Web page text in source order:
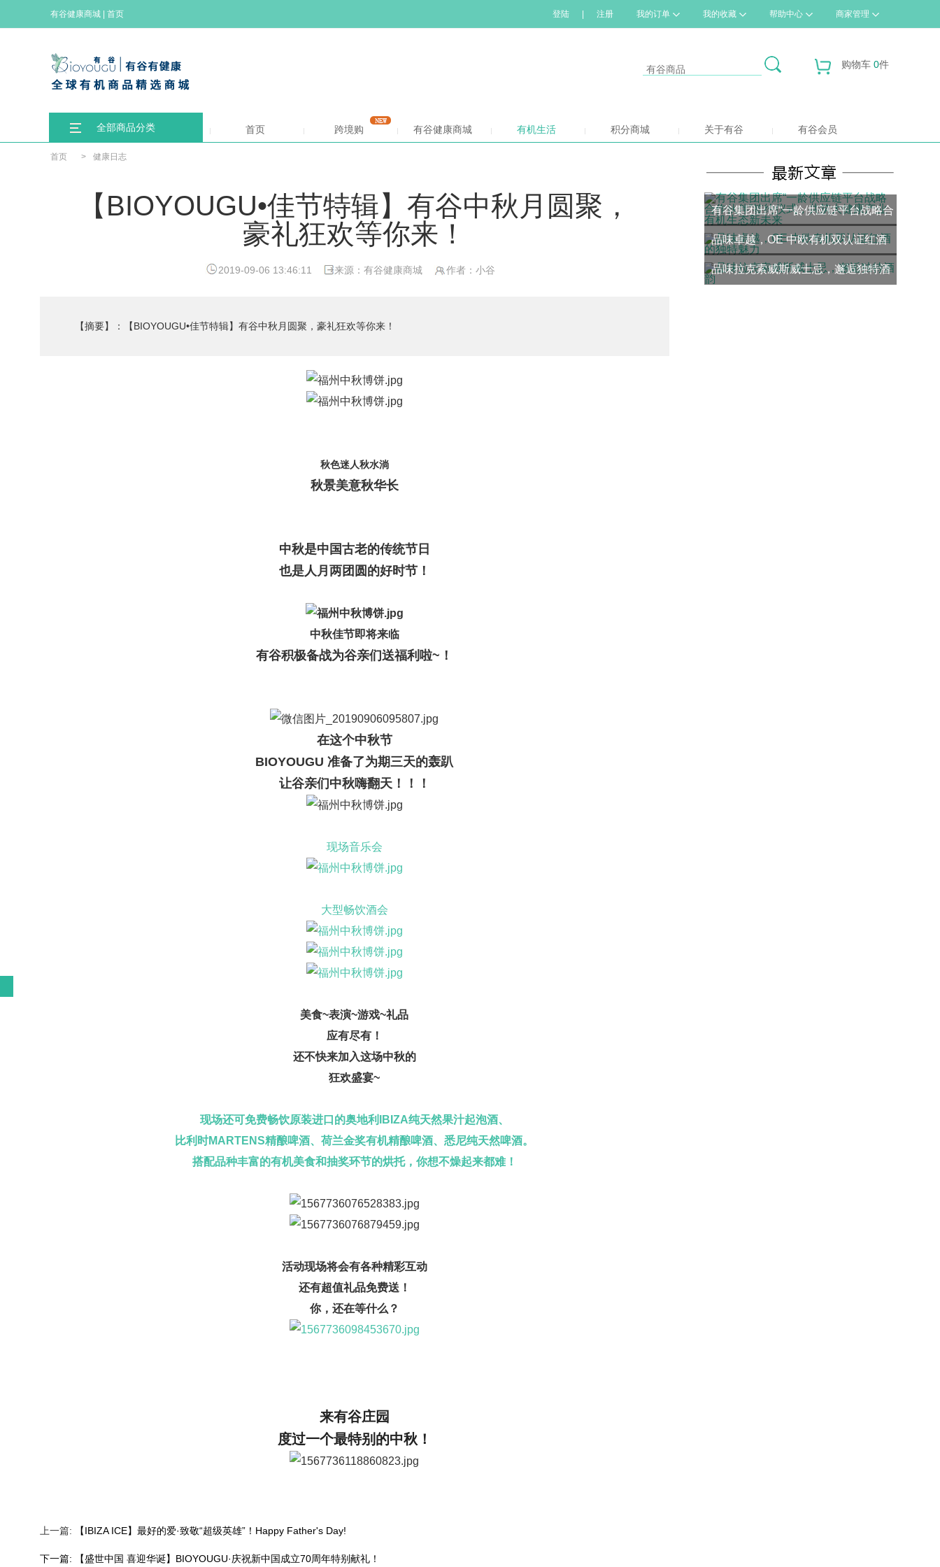
有谷健康商城 首页 登陆 注册 我的订单 我的收藏 帮助中心 商家管理
购物车 0件
全部商品分类 首页 跨境购 有谷健康商城 有机生活 积分商城 关于有谷 有谷会员
首页 > 健康日志
【BIOYOUGU•佳节特辑】有谷中秋月圆聚，
豪礼狂欢等你来！
2019-09-06 13:46:11 来源：有谷健康商城 作者：小谷
【摘要】：【BIOYOUGU•佳节特辑】有谷中秋月圆聚，豪礼狂欢等你来！
秋色迷人秋水淌
秋景美意秋华长
中秋是中国古老的传统节日
也是人月两团圆的好时节！
中秋佳节即将来临
有谷积极备战为谷亲们送福利啦~！
在这个中秋节
BIOYOUGU 准备了为期三天的轰趴
让谷亲们中秋嗨翻天！
！！
现场音乐会
大型畅饮酒会
美食~表演~游戏~礼品
应有尽有！
还不快来加入这场中秋的
狂欢盛宴~
现场还可免费畅饮原装进口的奥地利IBIZA纯天然果汁起泡酒、
比利时MARTENS精酿啤酒、荷兰金奖有机精酿啤酒、悉尼纯天然啤酒。
搭配品种丰富的有机美食和抽奖环节的烘托，你想不燥起来都难！
活动现场将会有各种精彩互动
还有超值礼品免费送！
你，还在等什么？
来有谷庄园
度过一个最特别的中秋！
上一篇: 【IBIZA ICE】最好的爱·致敬“超级英雄”！Happy Father's Day!
下一篇: 【盛世中国 喜迎华诞】BIOYOUGU·庆祝新中国成立70周年特别献礼！
有谷集团出席“一龄供应链平台战略合
作伙伴”签约仪式，共筑大健康产业有
机生态新未来
品味卓越，OE 中欧有机双认证红酒
的独特魅力
品味拉克索威斯威士忌，邂逅独特酒